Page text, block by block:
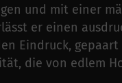
und mit einer
er einen
Eindruck,
die von edlem